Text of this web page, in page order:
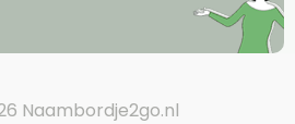
Naambordje2go.nl